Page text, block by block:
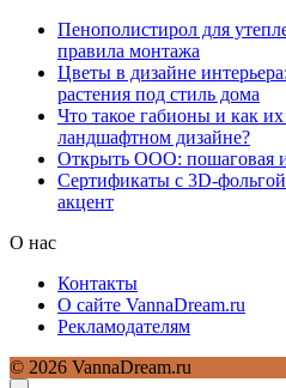
Пенополистирол для
правила монтажа
Цветы в дизайне
растения под стиль дома
Что такое габионы и как их
ландшафтном дизайне?
Открыть ООО: пошаговая
Сертификаты с 3D-
акцент
О нас
Контакты
О сайте VannaDream.ru
Рекламодателям
© 2026 VannaDream.ru